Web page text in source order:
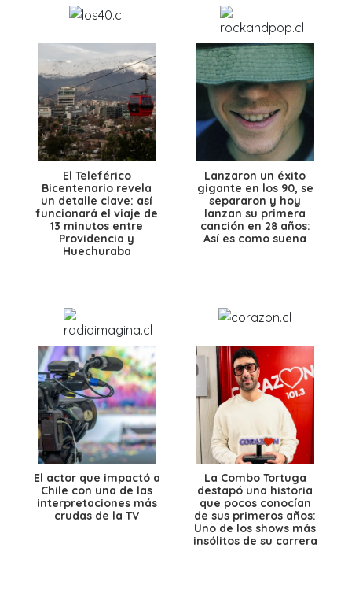
El Teleférico
Bicentenario revela
un detalle clave: así
funcionará el viaje de
13 minutos entre
Providencia y
Huechuraba
Lanzaron un éxito
gigante en los 90, se
separaron y hoy
lanzan su primera
canción en 28 años:
Así es como suena
El actor que impactó a
Chile con una de las
interpretaciones más
crudas de la TV
La Combo Tortuga
destapó una historia
que pocos conocían
de sus primeros años:
Uno de los shows más
insólitos de su carrera